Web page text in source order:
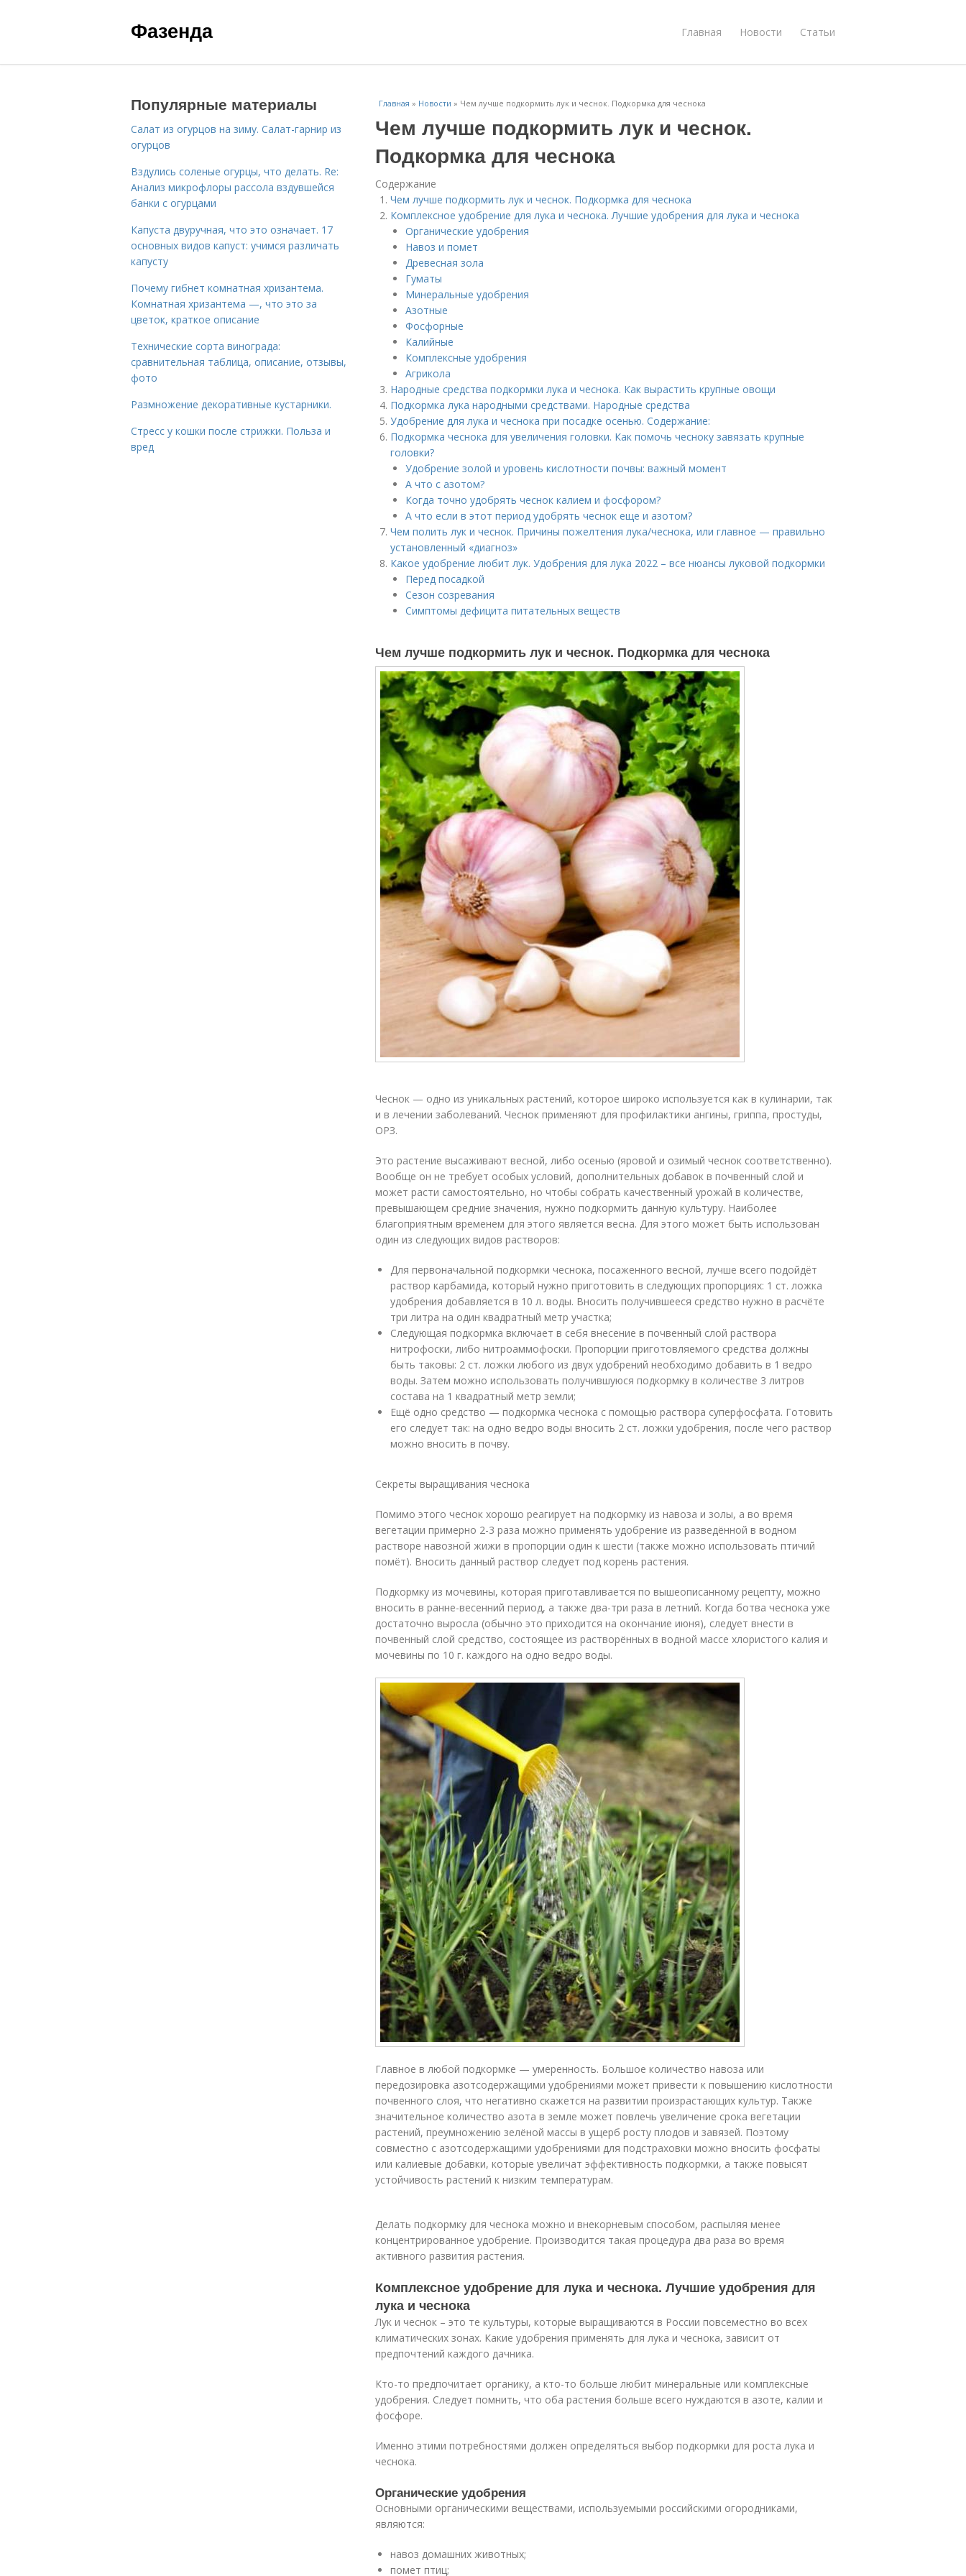
Фазенда Главная Новости Статьи
Главная » Новости » Чем лучше подкормить лук и чеснок. Подкормка для чеснока
Чем лучше подкормить лук и чеснок.
Подкормка для чеснока
Содержание
Чем лучше подкормить лук и чеснок. Подкормка для чеснока
Комплексное удобрение для лука и чеснока. Лучшие удобрения для лука и чеснока
Органические удобрения
Навоз и помет
Древесная зола
Гуматы
Минеральные удобрения
Азотные
Фосфорные
Калийные
Комплексные удобрения
Агрикола
Народные средства подкормки лука и чеснока. Как вырастить крупные овощи
Подкормка лука народными средствами. Народные средства
Удобрение для лука и чеснока при посадке осенью. Содержание:
Подкормка чеснока для увеличения головки. Как помочь чесноку завязать крупные
головки?
Удобрение золой и уровень кислотности почвы: важный момент
А что с азотом?
Когда точно удобрять чеснок калием и фосфором?
А что если в этот период удобрять чеснок еще и азотом?
Чем полить лук и чеснок. Причины пожелтения лука/чеснока, или главное — правильно
установленный «диагноз»
Какое удобрение любит лук. Удобрения для лука 2022 – все нюансы луковой подкормки
Перед посадкой
Сезон созревания
Симптомы дефицита питательных веществ
Чем лучше подкормить лук и чеснок. Подкормка для чеснока
Чеснок — одно из уникальных растений, которое широко используется как в кулинарии, так
и в лечении заболеваний. Чеснок применяют для профилактики ангины, гриппа, простуды,
ОРЗ.
Это растение высаживают весной, либо осенью (яровой и озимый чеснок соответственно).
Вообще он не требует особых условий, дополнительных добавок в почвенный слой и
может расти самостоятельно, но чтобы собрать качественный урожай в количестве,
превышающем средние значения, нужно подкормить данную культуру. Наиболее
благоприятным временем для этого является весна. Для этого может быть использован
один из следующих видов растворов:
Для первоначальной подкормки чеснока, посаженного весной, лучше всего подойдёт
раствор карбамида, который нужно приготовить в следующих пропорциях: 1 ст. ложка
удобрения добавляется в 10 л. воды. Вносить получившееся средство нужно в расчёте
три литра на один квадратный метр участка;
Следующая подкормка включает в себя внесение в почвенный слой раствора
нитрофоски, либо нитроаммофоски. Пропорции приготовляемого средства должны
быть таковы: 2 ст. ложки любого из двух удобрений необходимо добавить в 1 ведро
воды. Затем можно использовать получившуюся подкормку в количестве 3 литров
состава на 1 квадратный метр земли;
Ещё одно средство — подкормка чеснока с помощью раствора суперфосфата. Готовить
его следует так: на одно ведро воды вносить 2 ст. ложки удобрения, после чего раствор
можно вносить в почву.
Секреты выращивания чеснока
Помимо этого чеснок хорошо реагирует на подкормку из навоза и золы, а во время
вегетации примерно 2-3 раза можно применять удобрение из разведённой в водном
растворе навозной жижи в пропорции один к шести (также можно использовать птичий
помёт). Вносить данный раствор следует под корень растения.
Подкормку из мочевины, которая приготавливается по вышеописанному рецепту, можно
вносить в ранне-весенний период, а также два-три раза в летний. Когда ботва чеснока уже
достаточно выросла (обычно это приходится на окончание июня), следует внести в
почвенный слой средство, состоящее из растворённых в водной массе хлористого калия и
мочевины по 10 г. каждого на одно ведро воды.
Главное в любой подкормке — умеренность. Большое количество навоза или
передозировка азотсодержащими удобрениями может привести к повышению кислотности
почвенного слоя, что негативно скажется на развитии произрастающих культур. Также
значительное количество азота в земле может повлечь увеличение срока вегетации
растений, преумножению зелёной массы в ущерб росту плодов и завязей. Поэтому
совместно с азотсодержащими удобрениями для подстраховки можно вносить фосфаты
или калиевые добавки, которые увеличат эффективность подкормки, а также повысят
устойчивость растений к низким температурам.
Делать подкормку для чеснока можно и внекорневым способом, распыляя менее
концентрированное удобрение. Производится такая процедура два раза во время
активного развития растения.
Комплексное удобрение для лука и чеснока. Лучшие удобрения для
лука и чеснока
Лук и чеснок – это те культуры, которые выращиваются в России повсеместно во всех
климатических зонах. Какие удобрения применять для лука и чеснока, зависит от
предпочтений каждого дачника.
Кто-то предпочитает органику, а кто-то больше любит минеральные или комплексные
удобрения. Следует помнить, что оба растения больше всего нуждаются в азоте, калии и
фосфоре.
Именно этими потребностями должен определяться выбор подкормки для роста лука и
чеснока.
Органические удобрения
Основными органическими веществами, используемыми российскими огородниками,
являются:
навоз домашних животных;
помет птиц;
Популярные материалы
Салат из огурцов на зиму. Салат-гарнир из
огурцов
Вздулись соленые огурцы, что делать. Re:
Анализ микрофлоры рассола вздувшейся
банки с огурцами
Капуста двуручная, что это означает. 17
основных видов капуст: учимся различать
капусту
Почему гибнет комнатная хризантема.
Комнатная хризантема —, что это за
цветок, краткое описание
Технические сорта винограда:
сравнительная таблица, описание, отзывы,
фото
Размножение декоративные кустарники.
Стресс у кошки после стрижки. Польза и
вред